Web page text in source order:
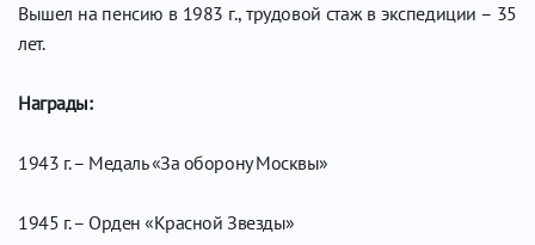
Вышел на пенсию в 1983 г., трудовой стаж в экспедиции – 35
лет.
Награды:
1943 г. – Медаль «За оборону Москвы»
1945 г. – Орден «Красной Звезды»